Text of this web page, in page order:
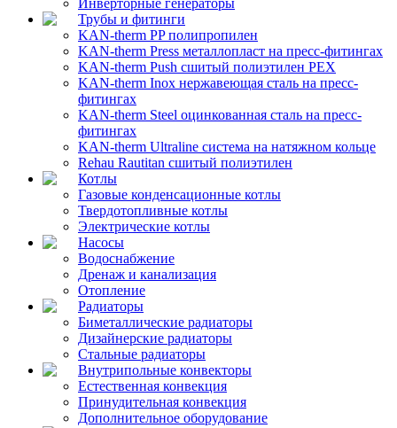
Трубы и фитинги
KAN-therm PP полипропилен
KAN-therm Рress металлопласт на пресс-фитингах
KAN-therm Push сшитый полиэтилен PEX
KAN-therm Inox нержавеющая сталь на пресс-
фитингах
KAN-therm Steel оцинкованная сталь на пресс-
фитингах
KAN-therm Ultraline система на натяжном кольце
Rehau Rautitan сшитый полиэтилен
Котлы
Газовые конденсационные котлы
Твердотопливные котлы
Электрические котлы
Насосы
Водоснабжение
Дренаж и канализация
Отопление
Радиаторы
Биметаллические радиаторы
Дизайнерские радиаторы
Стальные радиаторы
Внутрипольные конвекторы
Естественная конвекция
Принудительная конвекция
Дополнительное оборудование